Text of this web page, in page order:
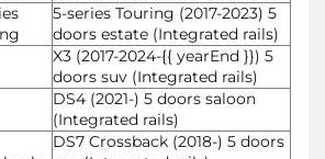
5-series Touring (2017-2023) 5
doors estate (Integrated rails)
X3 (2017-2024-{{ yearEnd }}) 5
doors suv (Integrated rails)
DS4 (2021-) 5 doors saloon
(Integrated rails)
DS7 Crossback (2018-) 5 doors